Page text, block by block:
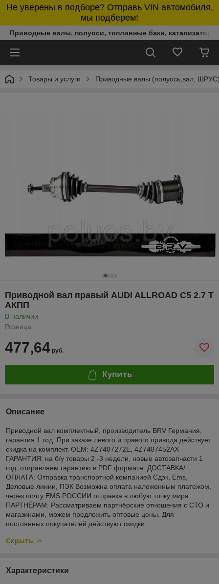
Не уверены в подборе? Отправь VIN автомобиля,
мы подберем!
Приводные валы, полуоси, топливные баки,
Товары и услуги Приводные валы (полуось,вал,
Приводной вал правый AUDI ALLROAD C5 2.7 T
АКПП
В наличии
Розница
477,64 руб.
Купить
Описание
Приводной вал комплектный, производитель BRV Германия,
гарантия 1 год. При заказе левого и правого привода действует
скидка на комплект. OEM: 4Z7407272E, 4Z7407452AX
ГАРАНТИЯ: на б/у товары 2 -3 недели, новые автозапчасти 1
год, отправляем гарантию в PDF формате. ДОСТАВКА/
ОПЛАТА: Отправка транспортной компанией Сдэк, Ems,
Деловые линии, ПЭК Возможна оплата наложенным платежом,
через почту EMS РОССИИ отправка в любую точку мира.
ПАРТНЁРАМ: Рассматриваем партнёрские отношения с СТО и
магазинами, можем предложить оптовые цены. Для
постоянных покупателей действуют скидки.
Скрыть
Характеристики